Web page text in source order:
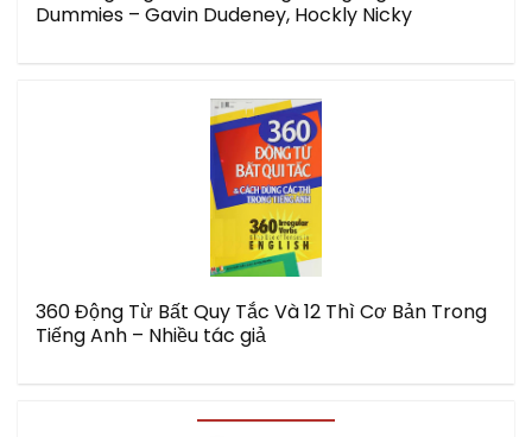
Dummies – Gavin Dudeney, Hockly Nicky
360 Động Từ Bất Quy Tắc Và 12 Thì Cơ Bản Trong
Tiếng Anh – Nhiều tác giả